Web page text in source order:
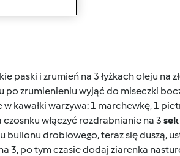
paski i zrumień na 3 łyżkach oleju na
zrumienieniu wyjąć do miseczki
kawałki warzywa: 1 marchewkę, 1
włączyć rozdrabnianie na 3
bulionu drobiowego, teraz się duszą,
3, po tym czasie dodaj ziarenka